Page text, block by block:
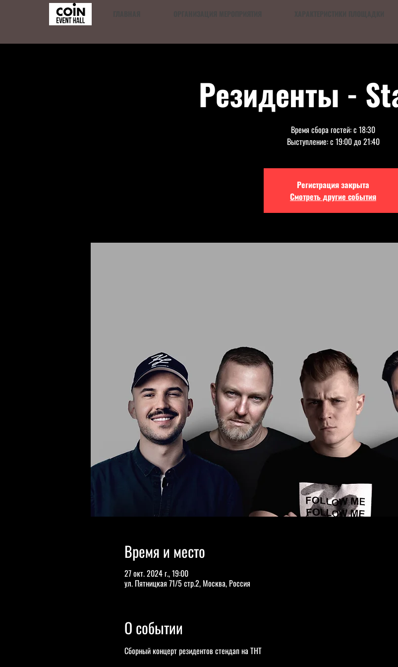
Резиденты -
Время сбора гостей: с 18:30
Выступление: с 19:00 до 21:40
Регистрация закрыта
Смотреть другие события
Время и место
27 окт. 2024 г., 19:00
ул. Пятницкая 71/5 стр.2, Москва, Россия
О событии
Сборный концерт резидентов стендап на ТНТ